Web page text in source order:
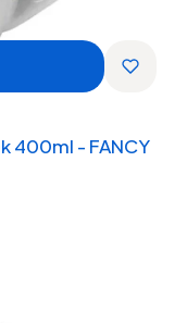
400ml - FANCY